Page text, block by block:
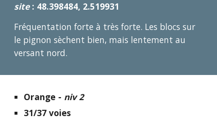
site: 48.398484, 2.519931
Fréquentation forte à très forte. Les blocs sur
le pignon sèchent bien, mais lentement au
versant nord.
Orange - niv 2
31/37 voies